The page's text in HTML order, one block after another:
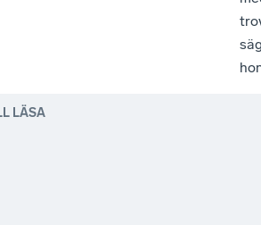
LÄSA